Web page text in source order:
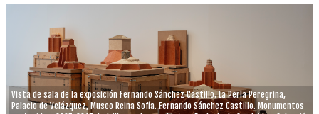
Vista de sala de la exposición Fernando Sánchez Castillo. La Perla Peregrina,
Palacio de Velázquez, Museo Reina Sofía. Fernando Sánchez Castillo. Monumentos